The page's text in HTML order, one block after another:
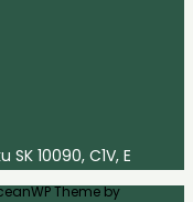
10090, C1V, E
Theme by